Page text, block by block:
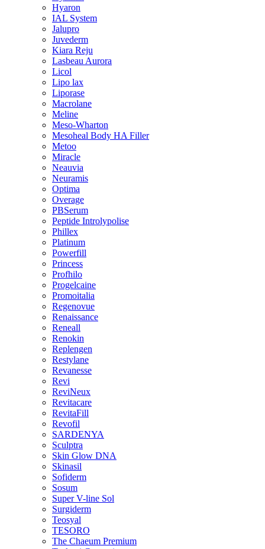
Hyaron
IAL System
Jalupro
Juvederm
Kiara Reju
Lasbeau Aurora
Licol
Lipo lax
Liporase
Macrolane
Meline
Meso-Wharton
Mesoheal Body HA Filler
Metoo
Miracle
Neauvia
Neuramis
Optima
Overage
PBSerum
Peptide Introlypolise
Phillex
Platinum
Powerfill
Princess
Profhilo
Progelcaine
Promoitalia
Regenovue
Renaissance
Reneall
Renokin
Replengen
Restylane
Revanesse
Revi
ReviNeux
Revitacare
RevitaFill
Revofil
SARDENYA
Sculptra
Skin Glow DNA
Skinasil
Sofiderm
Sosum
Super V-line Sol
Surgiderm
Teosyal
TESORO
The Chaeum Premium